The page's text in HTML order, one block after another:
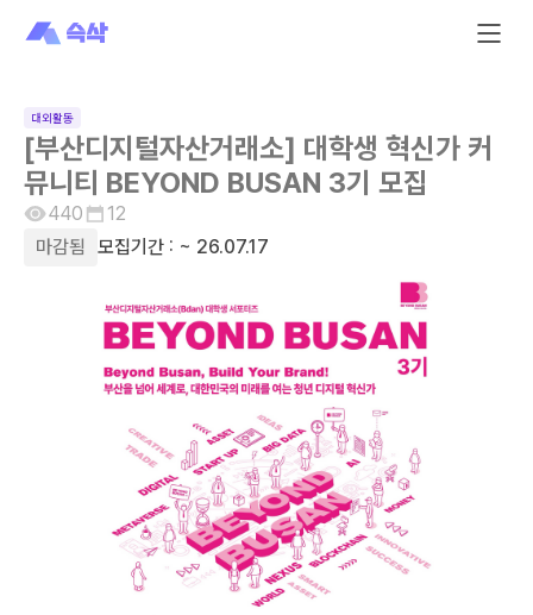
대외활동
[부산디지털자산거래소] 대학생 혁신가 커
뮤니티 BEYOND BUSAN 3기 모집
440
12
마감됨
모집기간 : ~ 26.07.17